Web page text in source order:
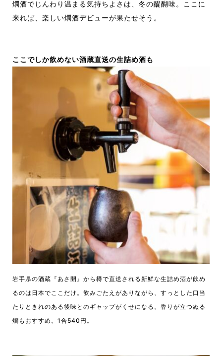
燗酒でじんわり温まる気持ちよさは、冬の醍醐味。ここに
来れば、楽しい燗酒デビューが果たせそう。
ここでしか飲めない酒蔵直送の生詰め酒も
岩手県の酒蔵『あさ開』から樽で直送される新鮮な生詰め酒が飲め
るのは日本でここだけ。飲みごたえがありながら、すっとした口当
たりときれのある後味とのギャップがくせになる。香りが立つぬる
燗もおすすめ。1合540円。